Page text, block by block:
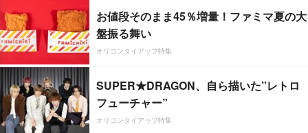
お値段そのまま45％増量！ファミマ夏の大
盤振る舞い
オリコンタイアップ特集
SUPER★DRAGON、自ら描いた”レトロ
フューチャー”
オリコンタイアップ特集